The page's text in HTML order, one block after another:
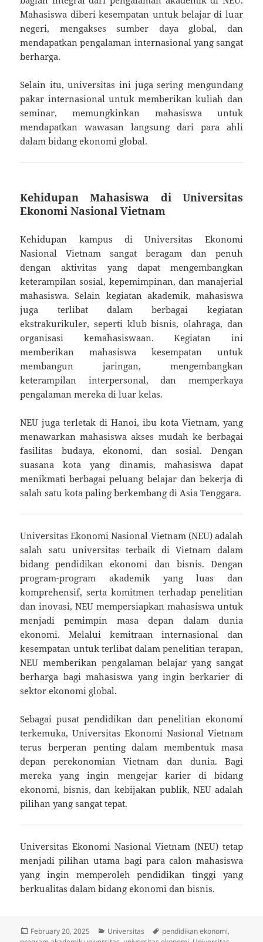
Mahasiswa diberi kesempatan untuk belajar di luar
negeri, mengakses sumber daya global, dan
mendapatkan pengalaman internasional yang sangat
berharga.
Selain itu, universitas ini juga sering mengundang
pakar internasional untuk memberikan kuliah dan
seminar, memungkinkan mahasiswa untuk
mendapatkan wawasan langsung dari para ahli
dalam bidang ekonomi global.
Kehidupan Mahasiswa di Universitas
Ekonomi Nasional Vietnam
Kehidupan kampus di Universitas Ekonomi
Nasional Vietnam sangat beragam dan penuh
dengan aktivitas yang dapat mengembangkan
keterampilan sosial, kepemimpinan, dan manajerial
mahasiswa. Selain kegiatan akademik, mahasiswa
juga terlibat dalam berbagai kegiatan
ekstrakurikuler, seperti klub bisnis, olahraga, dan
organisasi kemahasiswaan. Kegiatan ini
memberikan mahasiswa kesempatan untuk
membangun jaringan, mengembangkan
keterampilan interpersonal, dan memperkaya
pengalaman mereka di luar kelas.
NEU juga terletak di Hanoi, ibu kota Vietnam, yang
menawarkan mahasiswa akses mudah ke berbagai
fasilitas budaya, ekonomi, dan sosial. Dengan
suasana kota yang dinamis, mahasiswa dapat
menikmati berbagai peluang belajar dan bekerja di
salah satu kota paling berkembang di Asia Tenggara.
Universitas Ekonomi Nasional Vietnam (NEU) adalah
salah satu universitas terbaik di Vietnam dalam
bidang pendidikan ekonomi dan bisnis. Dengan
program-program akademik yang luas dan
komprehensif, serta komitmen terhadap penelitian
dan inovasi, NEU mempersiapkan mahasiswa untuk
menjadi pemimpin masa depan dalam dunia
ekonomi. Melalui kemitraan internasional dan
kesempatan untuk terlibat dalam penelitian terapan,
NEU memberikan pengalaman belajar yang sangat
berharga bagi mahasiswa yang ingin berkarier di
sektor ekonomi global.
Sebagai pusat pendidikan dan penelitian ekonomi
terkemuka, Universitas Ekonomi Nasional Vietnam
terus berperan penting dalam membentuk masa
depan perekonomian Vietnam dan dunia. Bagi
mereka yang ingin mengejar karier di bidang
ekonomi, bisnis, dan kebijakan publik, NEU adalah
pilihan yang sangat tepat.
Universitas Ekonomi Nasional Vietnam (NEU) tetap
menjadi pilihan utama bagi para calon mahasiswa
yang ingin memperoleh pendidikan tinggi yang
berkualitas dalam bidang ekonomi dan bisnis.
Posted
February 20, 2025 Categories
Universitas Tags
pendidikan ekonomi,